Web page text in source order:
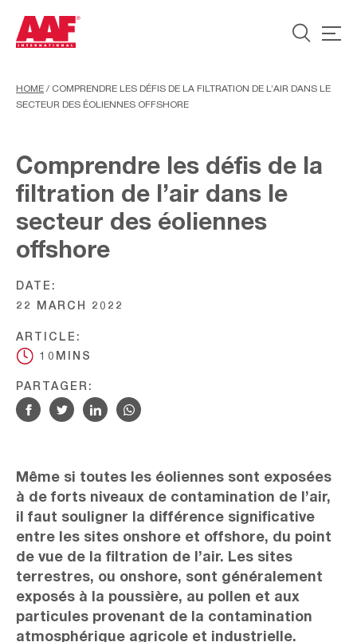
HOME / COMPRENDRE LES DÉFIS DE LA FILTRATION DE L’AIR DANS LE
SECTEUR DES ÉOLIENNES OFFSHORE
Comprendre les défis de la
filtration de l’air dans le
secteur des éoliennes
offshore
DATE:
22 MARCH 2022
ARTICLE:
10MINS
PARTAGER:
Même si toutes les éoliennes sont exposées
à de forts niveaux de contamination de l’air,
il faut souligner la différence significative
entre les sites onshore et offshore, du point
de vue de la filtration de l’air. Les sites
terrestres, ou onshore, sont généralement
exposés à la poussière, au pollen et aux
particules provenant de la contamination
atmosphérique agricole et industrielle.